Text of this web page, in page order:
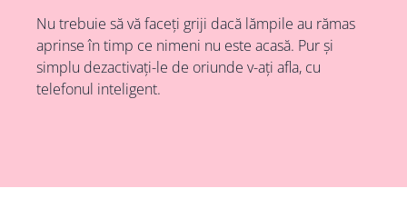
Nu trebuie să vă faceți griji dacă lămpile au rămas
aprinse în timp ce nimeni nu este acasă. Pur și
simplu dezactivați-le de oriunde v-ați afla, cu
telefonul inteligent.